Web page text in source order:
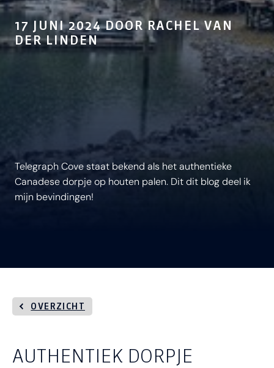
17 JUNI 2024 DOOR RACHEL VAN
DER LINDEN
Telegraph Cove staat bekend als het authentieke
Canadese dorpje op houten palen. Dit dit blog deel ik
mijn bevindingen!
OVERZICHT
AUTHENTIEK DORPJE